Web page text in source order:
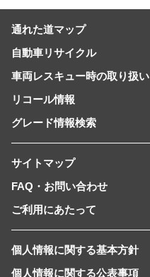
通れた道マップ
自動車リサイクル
車両レスキュー時の取り扱い
リコール情報
グレード情報検索
サイトマップ
FAQ・お問い合わせ
ご利用にあたって
個人情報に関する基本方針
個人情報に関する公表事項